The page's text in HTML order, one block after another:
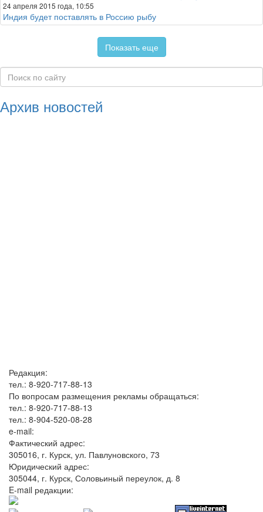
24 апреля 2015 года, 10:55
Индия будет поставлять в Россию рыбу
Показать еще
Архив новостей
Редакция:
тел.: 8-920-717-88-13
По вопросам размещения рекламы обращаться:
тел.: 8-920-717-88-13
тел.: 8-904-520-08-28
e-mail:
Фактический адрес:
305016, г. Курск, ул. Павлуновского, 73
Юридический адрес:
305044, г. Курск, Соловьиный переулок, д. 8
E-mail редакции: